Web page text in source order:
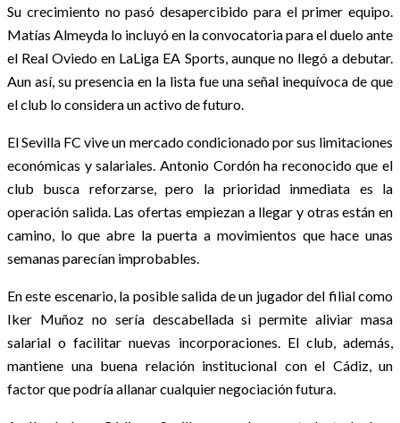
Su crecimiento no pasó desapercibido para el primer equipo.
Matías Almeyda lo incluyó en la convocatoria para el duelo ante
el Real Oviedo en LaLiga EA Sports, aunque no llegó a debutar.
Aun así, su presencia en la lista fue una señal inequívoca de que
el club lo considera un activo de futuro.
El Sevilla FC vive un mercado condicionado por sus limitaciones
económicas y salariales. Antonio Cordón ha reconocido que el
club busca reforzarse, pero la prioridad inmediata es la
operación salida. Las ofertas empiezan a llegar y otras están en
camino, lo que abre la puerta a movimientos que hace unas
semanas parecían improbables.
En este escenario, la posible salida de un jugador del filial como
Iker Muñoz no sería descabellada si permite aliviar masa
salarial o facilitar nuevas incorporaciones. El club, además,
mantiene una buena relación institucional con el Cádiz, un
factor que podría allanar cualquier negociación futura.